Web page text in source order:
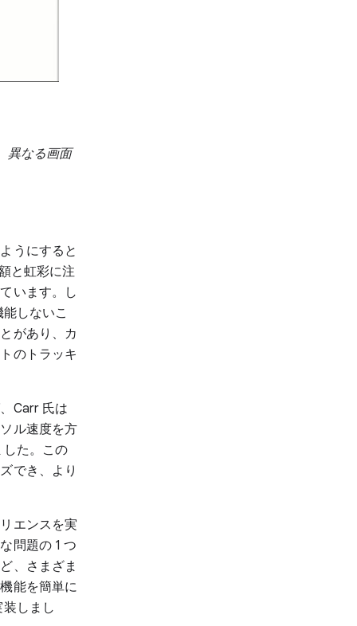
異なる画面
うにすると
と虹彩に注
います。し
しないこ
があり、カ
のトラッキ
Carr 氏は
ル速度を方
た。この
でき、より
エンスを実
問題の 1 つ
、さまざま
能を簡単に
しまし